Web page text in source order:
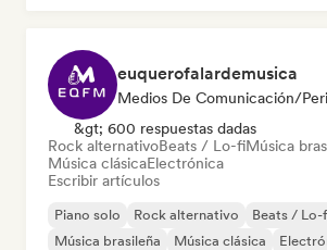
euquerofalardemusica
Medios De Comunicación/
&gt; 600 respuestas dadas
Rock alternativoBeats / Lo-fiMúsica
Música clásicaElectrónica
Escribir artículos
Piano solo Rock alternativo
Beats / Lo-
Música brasileña
Música clásica